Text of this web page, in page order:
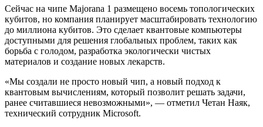
Сейчас на чипе Majorana 1 размещено восемь топологических
кубитов, но компания планирует масштабировать технологию
до миллиона кубитов. Это сделает квантовые компьютеры
доступными для решения глобальных проблем, таких как
борьба с голодом, разработка экологически чистых
материалов и создание новых лекарств.
«Мы создали не просто новый чип, а новый подход к
квантовым вычислениям, который позволит решать задачи,
ранее считавшиеся невозможными», — отметил Четан Наяк,
технический сотрудник Microsoft.